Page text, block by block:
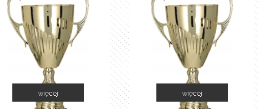
więcej więcej